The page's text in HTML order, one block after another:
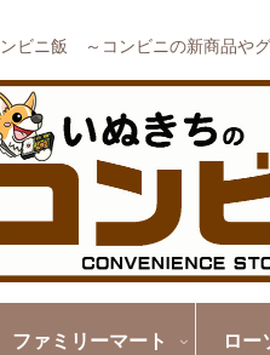
ビニ飯 ～コンビニの新商品や
ファミリーマート ロー